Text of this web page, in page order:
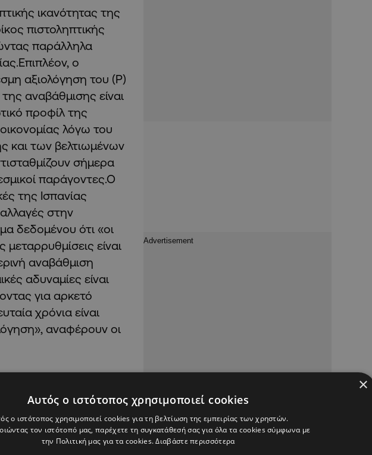
ικανότητας της
πιστοληπτικής
παράλληλα
ο
αξιολόγηση του (Ρ)
αναβάθμισης είναι
προφίλ της
λόγω του
και των βελτιωμένων
σήμερα
παράγοντες.Ο
της Ισπανίας
στην
δεδομένου ότι «οι
είναι
αναβάθμιση
αδυναμίες είναι
για αρκετό
χρόνια είναι
αναφέρουν οι
τα μη
μειώνονται
στο τέλος του
σύμφωνα με τους
×
Αυτός ο ιστότοπος χρησιμοποιεί cookies
ο ιστότοπος χρησιμοποιεί cookies για τη βελτίωση της εμπειρίας των χρηστών.
τον ιστότοπό μας, παρέχετε τη συγκατάθεσή σας για όλα τα cookies σύμφωνα με
την Πολιτική μας για τα cookies.Διαβάστε περισσότερα